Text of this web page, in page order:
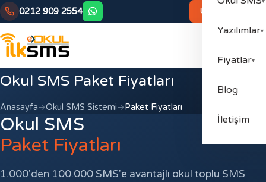
0212 909 2554 Ücretsiz Başla
Yazılımlar▾
Fiyatlar▾
Blog
İletişim
Okul SMS Paket Fiyatları
Anasayfa Okul SMS Sistemi Paket Fiyatları
Okul SMS
Paket Fiyatları
1.000'den 100.000 SMS'e avantajlı okul toplu SMS